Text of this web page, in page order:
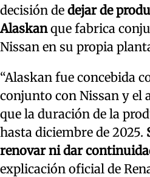
decisión de dejar de
Alaskanque fabrica
Nissan en su propia
“Alaskan fue concebida
conjunto con Nissan y el
que la duración de la
hasta diciembre de 2025.
renovar ni dar
explicación oficial de